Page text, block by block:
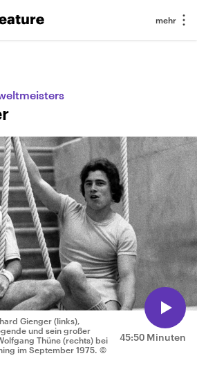
45:50 Minuten
Gienger (links),
und sein großer
Thüne (rechts) bei
im September 1975. ©